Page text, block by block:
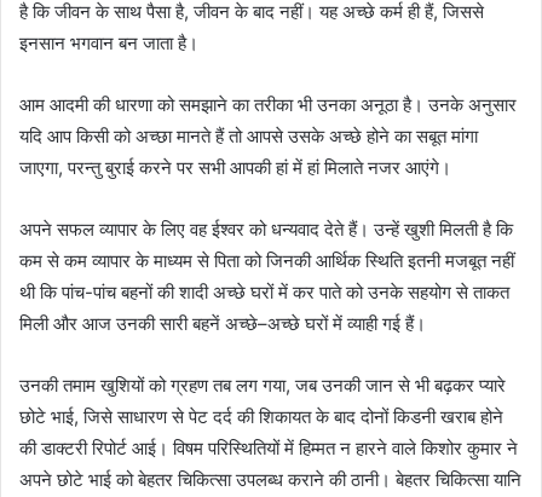
है कि जीवन के साथ पैसा है, जीवन के बाद नहीं। यह अच्छे कर्म ही हैं, जिससे
इनसान भगवान बन जाता है।
आम आदमी की धारणा को समझाने का तरीका भी उनका अनूठा है। उनके अनुसार
यदि आप किसी को अच्छा मानते हैं तो आपसे उसके अच्छे होने का सबूत मांगा
जाएगा, परन्तु बुराई करने पर सभी आपकी हां में हां मिलाते नजर आएंगे।
अपने सफल व्यापार के लिए वह ईश्वर को धन्यवाद देते हैं। उन्हें खुशी मिलती है कि
कम से कम व्यापार के माध्यम से पिता को जिनकी आर्थिक स्थिति इतनी मजबूत नहीं
थी कि पांच-पांच बहनों की शादी अच्छे घरों में कर पाते को उनके सहयोग से ताकत
मिली और आज उनकी सारी बहनें अच्छे–अच्छे घरों में व्याही गई हैं।
उनकी तमाम खुशियों को ग्रहण तब लग गया, जब उनकी जान से भी बढ़कर प्यारे
छोटे भाई, जिसे साधारण से पेट दर्द की शिकायत के बाद दोनों किडनी खराब होने
की डाक्टरी रिपोर्ट आई। विषम परिस्थितियों में हिम्मत न हारने वाले किशोर कुमार ने
अपने छोटे भाई को बेहतर चिकित्सा उपलब्ध कराने की ठानी। बेहतर चिकित्सा यानि